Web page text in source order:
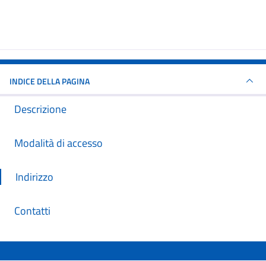
INDICE DELLA PAGINA
Descrizione
Modalità di accesso
Indirizzo
Contatti